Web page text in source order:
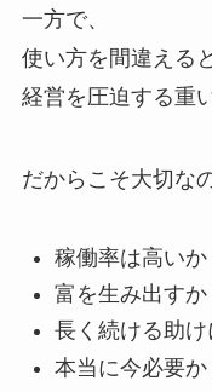
一方で、
使い方を間違えると
経営を圧迫する重
だからこそ大切な
稼働率は高いか
富を生み出すか
長く続ける助け
本当に今必要か